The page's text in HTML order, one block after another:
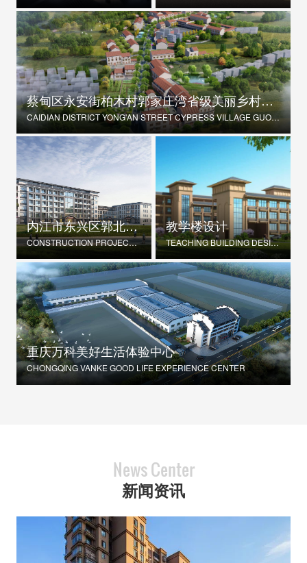
蔡甸区永安街柏木村郭家庄湾省级美丽乡村试点建设项目
CAIDIAN DISTRICT YONG'AN STREET CYPRESS VILLAGE GUOJIAZHUANG BAY PROVINCIAL BEAUTIFUL VILLAGE PILOT CONSTRUCTION PROJECT
内江市东兴区郭北养老服务中心建设项目
CONSTRUCTION PROJECT OF GUOBEI ELDERLY SERVICE CENTER IN DONGXING DISTRICT, NEIJIANG CITY
教学楼设计
TEACHING BUILDING DESIGN
重庆万科美好生活体验中心
CHONGQING VANKE GOOD LIFE EXPERIENCE CENTER
News Center
新闻资讯